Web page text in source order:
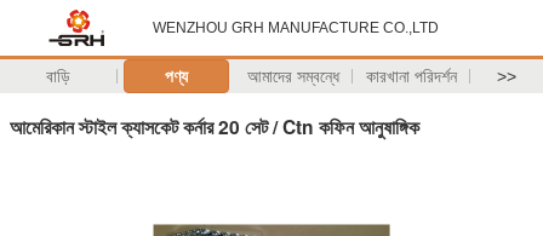
WENZHOU GRH MANUFACTURE CO.,LTD
বাড়ি পণ্য আমাদের সম্বন্ধে কারখানা পরিদর্শন >>
আমেরিকান স্টাইল ক্যাসকেট কর্নার 20 সেট / Ctn কফিন আনুষাঙ্গিক